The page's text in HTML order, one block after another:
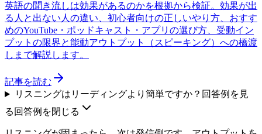
英語の聞き流しは効果があるのかを根拠から検証。効果が出
る人と出ない人の違い、初心者向けの正しいやり方、おすす
めのYouTube・ポッドキャスト・アプリの選び方、受動イン
プットの限界と能動アウトプット（スピーキング）への橋渡
しまで解説します。
記事を読む
リスニングはリーディングより簡単ですか？ 回答例を見
る 回答例を閉じる